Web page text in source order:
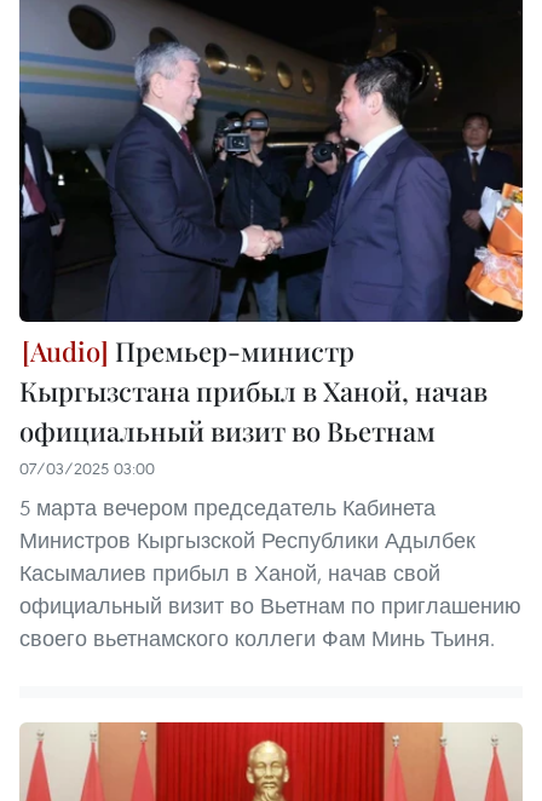
Премьер-министр
Кыргызстана прибыл в Ханой, начав
официальный визит во Вьетнам
07/03/2025 03:00
5 марта вечером председатель Кабинета
Министров Кыргызской Республики Адылбек
Касымалиев прибыл в Ханой, начав свой
официальный визит во Вьетнам по приглашению
своего вьетнамского коллеги Фам Минь Тьиня.